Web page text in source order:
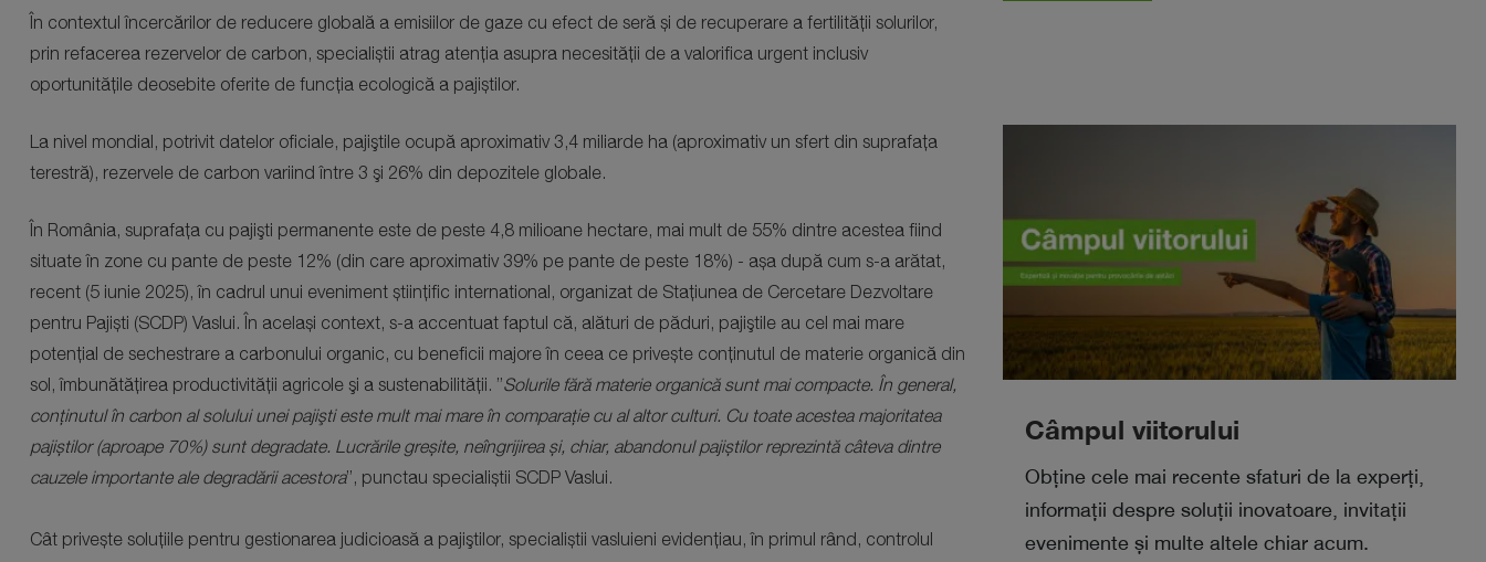
În contextul încercărilor de reducere globală a emisiilor de gaze cu efect de seră și de recuperare a fertilității solurilor,
prin refacerea rezervelor de carbon, specialiștii atrag atenția asupra necesității de a valorifica urgent inclusiv
oportunitățile deosebite oferite de funcția ecologică a pajiștilor.
La nivel mondial, potrivit datelor oficiale, pajiştile ocupă aproximativ 3,4 miliarde ha (aproximativ un sfert din suprafața
terestră), rezervele de carbon variind între 3 şi 26% din depozitele globale.
În România, suprafața cu pajişti permanente este de peste 4,8 milioane hectare, mai mult de 55% dintre acestea fiind
situate în zone cu pante de peste 12% (din care aproximativ 39% pe pante de peste 18%) - așa după cum s-a arătat,
recent (5 iunie 2025), în cadrul unui eveniment științific international, organizat de Stațiunea de Cercetare Dezvoltare
pentru Pajiști (SCDP) Vaslui. În același context, s-a accentuat faptul că, alături de păduri, pajiştile au cel mai mare
potenţial de sechestrare a carbonului organic, cu beneficii majore în ceea ce privește conţinutul de materie organică din
sol, îmbunătăţirea productivităţii agricole şi a sustenabilităţii. ”Solurile fără materie organică sunt mai compacte. În general,
conţinutul în carbon al solului unei pajişti este mult mai mare în comparaţie cu al altor culturi. Cu toate acestea majoritatea
pajiștilor (aproape 70%) sunt degradate. Lucrările greșite, neîngrijirea și, chiar, abandonul pajiștilor reprezintă câteva dintre
cauzele importante ale degradării acestora”, punctau specialiștii SCDP Vaslui.
Cât privește soluțiile pentru gestionarea judicioasă a pajiştilor, specialiștii vasluieni evidențiau, în primul rând, controlul
Câmpul viitorului
Obține cele mai recente sfaturi de la experți,
informații despre soluții inovatoare, invitații
evenimente și multe altele chiar acum.